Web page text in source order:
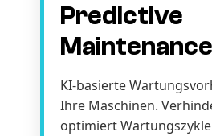
Predictive
Maintenance
KI-basierte
Ihre Maschinen.
optimiert